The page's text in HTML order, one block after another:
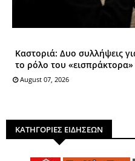
Καστοριά: Δυο συλλήψεις
το ρόλο του «εισπράκτορα»
August 07, 2026
ΚΑΤΗΓΟΡΙΕΣ ΕΙΔΗΣΕΩΝ